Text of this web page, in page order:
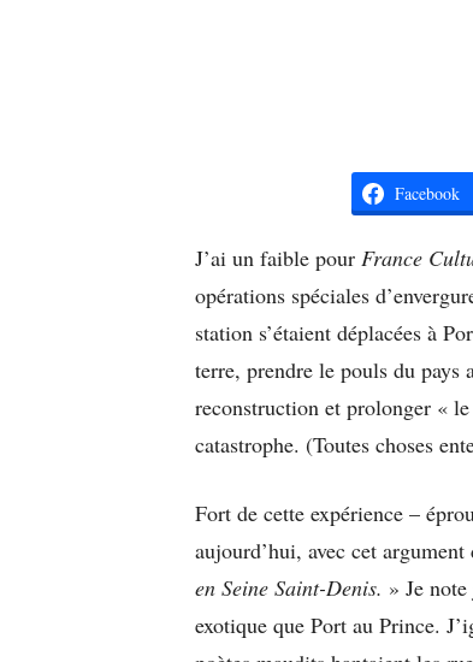
Facebook
J’ai un faible pour France
opérations spéciales
station s’étaient déplacées à
terre, prendre le pouls du
reconstruction et prolonger «
catastrophe. (Toutes choses
Fort de cette expérience –
aujourd’hui, avec cet argument
en Seine Saint-Denis. » Je
exotique que Port au Prince.